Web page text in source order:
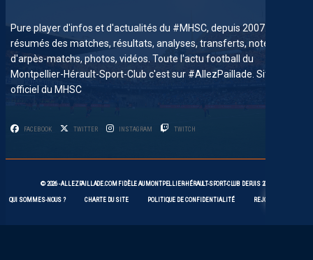
Pure player d'infos et d'actualités du #MHSC, depuis 2007. News,
résumés des matches, résultats, analyses, transferts, notes
d'arpès-matchs, photos, vidéos. Toute l'actu football du
Montpellier-Hérault-Sport-Club c'est sur #AllezPaillade. Site non-
officiel du MHSC
FACEBOOK TWITTER INSTAGRAM TWITCH
© 2026 -ALLEZPAILLADE.COM FIDÈLE AUMONTPELLIER-HÉRAULT-SPORT-CLUB DEPUIS 2007
QUI SOMMES-NOUS ? CHARTE DU SITE POLITIQUE DE CONFIDENTIALITÉ REJOIGNEZ-NOUS !